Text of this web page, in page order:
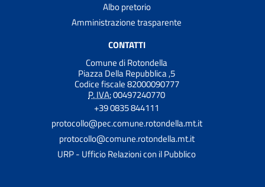
Albo pretorio
Amministrazione trasparente
CONTATTI
Comune di Rotondella
Piazza Della Repubblica ,5
Codice fiscale 82000090777
P. IVA:00497240770
+39 0835 844111
protocollo@pec.comune.rotondella.mt.it
protocollo@comune.rotondella.mt.it
URP - Ufficio Relazioni con il Pubblico